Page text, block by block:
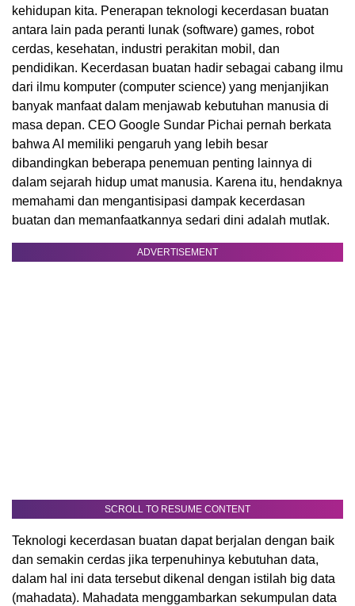
kehidupan kita. Penerapan teknologi kecerdasan buatan
antara lain pada peranti lunak (software) games, robot
cerdas, kesehatan, industri perakitan mobil, dan
pendidikan. Kecerdasan buatan hadir sebagai cabang ilmu
dari ilmu komputer (computer science) yang menjanjikan
banyak manfaat dalam menjawab kebutuhan manusia di
masa depan. CEO Google Sundar Pichai pernah berkata
bahwa AI memiliki pengaruh yang lebih besar
dibandingkan beberapa penemuan penting lainnya di
dalam sejarah hidup umat manusia. Karena itu, hendaknya
memahami dan mengantisipasi dampak kecerdasan
buatan dan memanfaatkannya sedari dini adalah mutlak.
ADVERTISEMENT
SCROLL TO RESUME CONTENT
Teknologi kecerdasan buatan dapat berjalan dengan baik
dan semakin cerdas jika terpenuhinya kebutuhan data,
dalam hal ini data tersebut dikenal dengan istilah big data
(mahadata). Mahadata menggambarkan sekumpulan data